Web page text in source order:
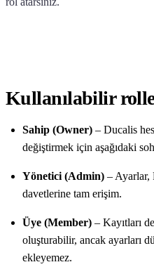
Kullanılabilir
Sahip (Owner) – Ducalis
değiştirmek için aşağıdaki
Yönetici (Admin) – Ayarlar,
davetlerine tam erişim.
Üye (Member) – Kayıtları
oluşturabilir, ancak ayarları
ekleyemez.